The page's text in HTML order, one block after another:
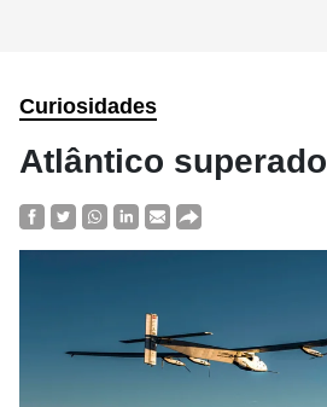
Curiosidades
Atlântico superado